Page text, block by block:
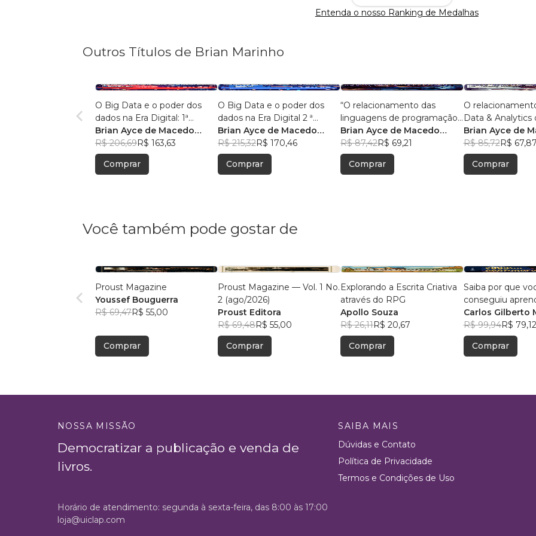
Entenda o nosso Ranking de Medalhas
Outros Títulos de Brian Marinho
O Big Data e o poder dos
dados na Era Digital: 1ª
Edição.
Brian Ayce de Macedo
Marinho
R$ 206,69R$ 163,63
Comprar
O Big Data e o poder dos
dados na Era Digital 2 ª
Edição:
Brian Ayce de Macedo
Marinho
R$ 215,32R$ 170,46
Comprar
“O relacionamento das
linguagens de programação
com o big data e analytics.”
Brian Ayce de Macedo
Marinho
R$ 87,42R$ 69,21
Comprar
O
Data & Analytics
Com 50
respostas.
Brian Ayce de
Marinho
R$ 85,72R$ 67,87
Comprar
Você também pode gostar de
Proust Magazine
Youssef Bouguerra
R$ 69,47R$ 55,00
Comprar
Proust Magazine — Vol. 1 No.
2 (ago/2026)
Proust Editora
R$ 69,48R$ 55,00
Comprar
Explorando a Escrita Criativa
através do RPG
Apollo Souza
R$ 26,11R$ 20,67
Comprar
Saiba por que
conseguiu
português
Carlos Gilberto
Rodrigues
Ferrari
R$ 99,94R$ 79,12
Comprar
NOSSA MISSÃO
Democratizar a publicação e venda de
livros.
SAIBA MAIS
Dúvidas e Contato
Política de Privacidade
Termos e Condições de Uso
Horário de atendimento: segunda à sexta-feira, das 8:00 às 17:00
loja@uiclap.com